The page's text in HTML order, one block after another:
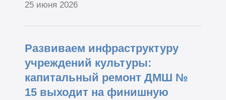
25 июня 2026
Развиваем инфраструктуру
учреждений культуры:
капитальный ремонт ДМШ №
15 выходит на финишную